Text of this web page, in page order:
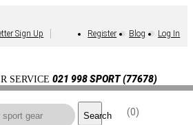
Sign Up Register Blog Log In
SERVICE 021 998 SPORT (77678)
0
Search